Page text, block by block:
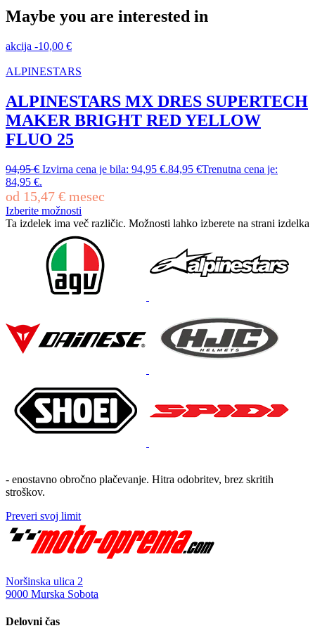
Maybe you are interested in
akcija -10,00 €
ALPINESTARS
ALPINESTARS MX DRES SUPERTECH
MAKER BRIGHT RED YELLOW
FLUO 25
94,95€ Izvirna cena je bila: 94,95 €.84,95 €Trenutna cena je:
84,95 €.
od 15,47 € mesec
Izberite možnosti
Ta izdelek ima več različic. Možnosti lahko izberete na strani izdelka
- enostavno obročno plačevanje. Hitra odobritev, brez skritih
stroškov.
Preveri svoj limit
Noršinska ulica 2
9000 Murska Sobota
Delovni čas